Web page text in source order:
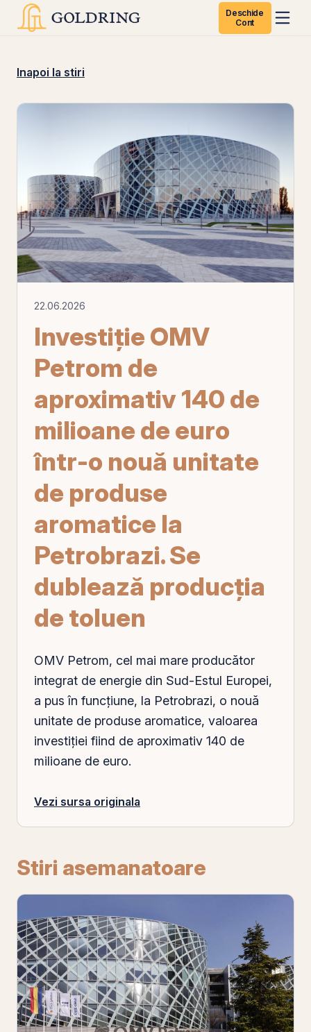
Deschide
Cont
Inapoi la stiri
22.06.2026
Investiţie OMV
Petrom de
aproximativ 140 de
milioane de euro
într-o nouă unitate
de produse
aromatice la
Petrobrazi. Se
dublează producţia
de toluen
OMV Petrom, cel mai mare producător
integrat de energie din Sud-Estul Europei,
a pus în funcţiune, la Petrobrazi, o nouă
unitate de produse aromatice, valoarea
investiţiei fiind de aproximativ 140 de
milioane de euro.
Vezi sursa originala
Stiri asemanatoare